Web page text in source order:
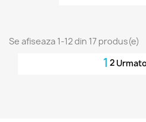
Se afiseaza 1-12 din 17 produs(e)
1 2